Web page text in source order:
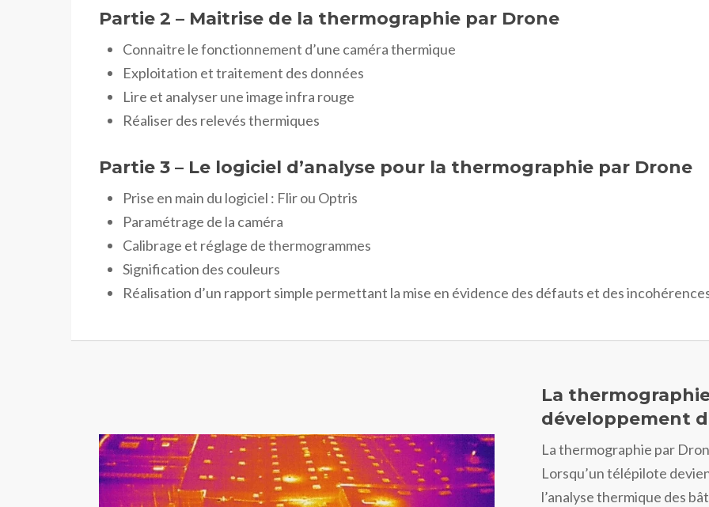
Partie 2 – Maitrise de la thermographie par Drone
Connaitre le fonctionnement d’une caméra thermique
Exploitation et traitement des données
Lire et analyser une image infra rouge
Réaliser des relevés thermiques
Partie 3 – Le logiciel d’analyse pour la thermographie par Drone
Prise en main du logiciel : Flir ou Optris
Paramétrage de la caméra
Calibrage et réglage de thermogrammes
Signification des couleurs
Réalisation d’un rapport simple permettant la mise en évidence des défauts et des
La
développement
La thermographie par
Lorsqu’un télépilote
l’analyse thermique des